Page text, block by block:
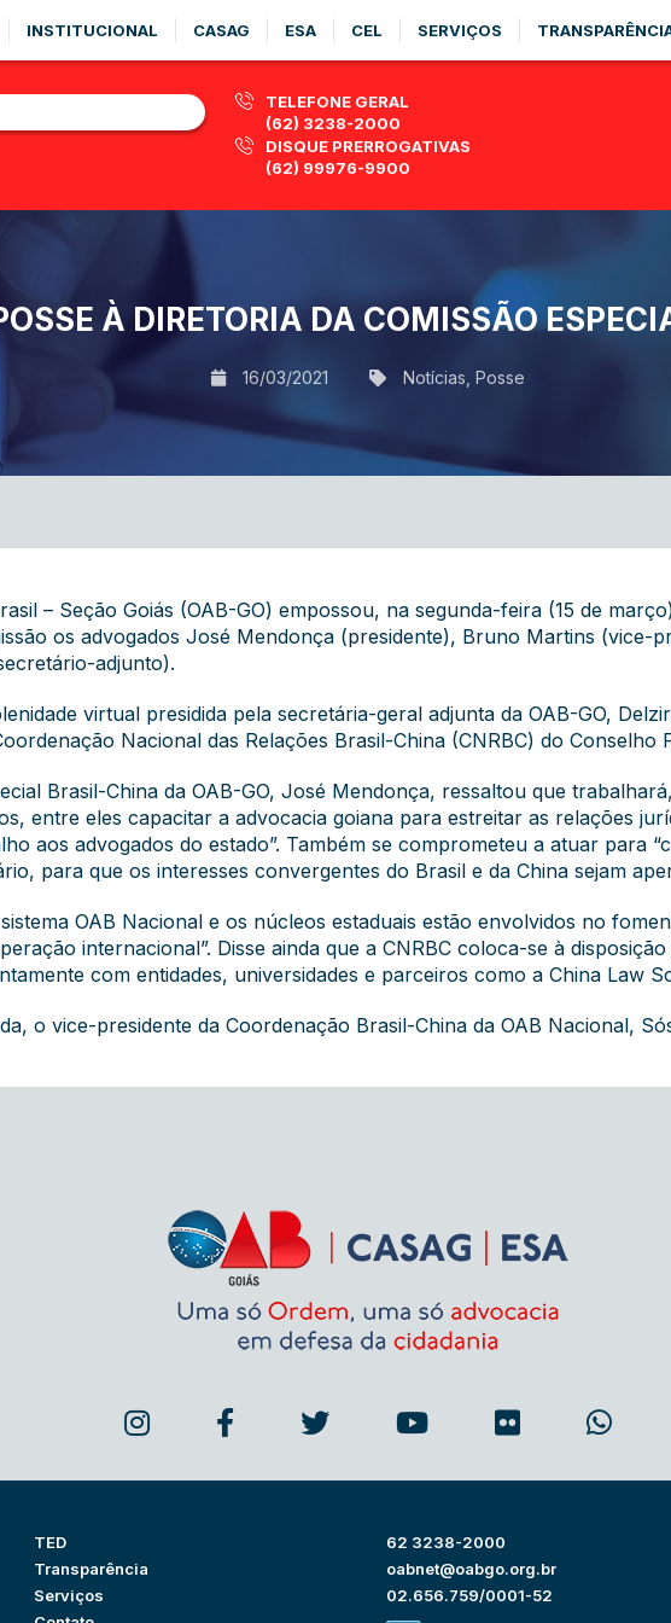
INSTITUCIONAL CASAG ESA CEL SERVIÇOS
TELEFONE GERAL
(62) 3238-2000
DISQUE PRERROGATIVAS
(62) 99976-9900
À DIRETORIA DA COMISSÃO
16/03/2021 Notícias Posse
– Seção Goiás (OAB-GO) empossou, na segunda-feira (15 de
os advogados José Mendonça (presidente), Bruno Martins (vice-
adjunto).
virtual presidida pela secretária-geral adjunta da OAB-GO,
Nacional das Relações Brasil-China (CNRBC) do Conselho
Brasil-China da OAB-GO, José Mendonça, ressaltou que
entre eles capacitar a advocacia goiana para estreitar as relações
aos advogados do estado”. Também se comprometeu a atuar para
para que os interesses convergentes do Brasil e da China sejam
OAB Nacional e os núcleos estaduais estão envolvidos no
internacional”. Disse ainda que a CNRBC coloca-se à
com entidades, universidades e parceiros como a China Law
o vice-presidente da Coordenação Brasil-China da OAB Nacional,
TED
Transparência
Serviços
62 3238-2000
oabnet@oabgo.org.br
02.656.759/0001-52